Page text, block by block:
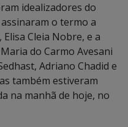
idealizadores do
o termo a
Cleia Nobre, e a
do Carmo Avesani
Adriano Chadid e
também estiveram
na manhã de hoje, no